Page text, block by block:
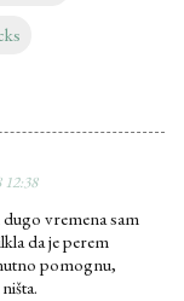
12:38
vremena sam
da je perem
pomognu,